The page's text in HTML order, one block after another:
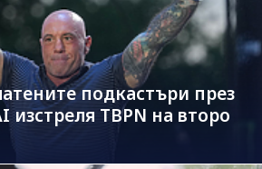
подкастъри през
изстреля TBPN на второ